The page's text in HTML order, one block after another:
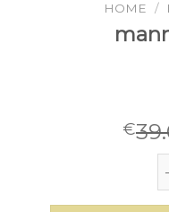
HOME /
€